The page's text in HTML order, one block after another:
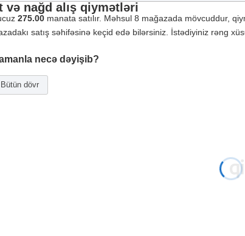
və nağd alış qiymətləri
275.00 manata satılır. Məhsul 8 mağazada mövcuddur,
satış səhifəsinə keçid edə bilərsiniz. İstədiyiniz rəng
necə dəyişib?
Bütün dövr